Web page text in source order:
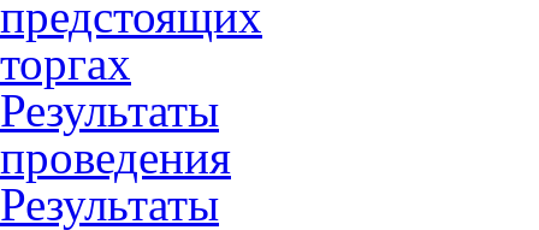
предстоящих
торгах
Результаты
проведения
Результаты